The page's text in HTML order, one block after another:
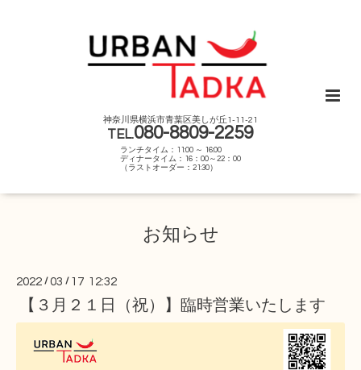
神奈川県横浜市青葉区美しが丘1-11-21
TEL.080-8809-2259
ランチタイム：11:00 ～ 16:00
ディナータイム：16：00～22：00
（ラストオーダー：21:30）
お知らせ
2022 /03 / 17 12:32
【３月２１日（祝）】臨時営業いたします